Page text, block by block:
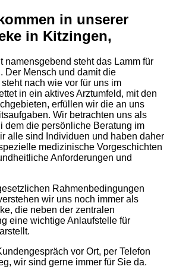
in unserer
in Kitzingen,
namensgebend steht das Lamm für
Der Mensch und damit die
nach wie vor für uns im
in ein aktives Arztumfeld, mit den
erfüllen wir die an uns
Wir betrachten uns als
dem die persönliche Beratung im
alle sind Individuen und haben daher
medizinische Vorgeschichten
Anforderungen und
Rahmenbedingungen
wir uns noch immer als
die neben der zentralen
eine wichtige Anlaufstelle für
vor Ort, per Telefon
wir sind gerne immer für Sie da.